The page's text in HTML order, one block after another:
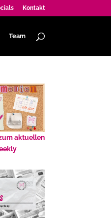
Kontakt
Team
aktuellen